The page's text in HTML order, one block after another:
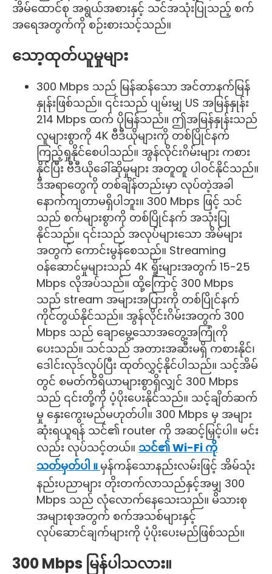
အိမ်ထောင်စု အရွယ်အစားနှင့် သင်အသုံးပြုသည့် စက်
အရေအတွက်ကို စဉ်းစားသင့်သည်။
သော့ထုတ်ယူမှုများ
300 Mbps သည် မြန်ဆန်သော အင်တာနက်မြန်
နှုန်းဖြစ်သည်။ ၎င်းသည် ပျမ်းမျှ US အမြန်နှုန်း
214 Mbps ထက် ပိုမြန်သည်။ ဤအမြန်နှုန်းသည်
လူများစွာကို 4K ဗီဒီယိုများကို တစ်ပြိုင်နက်
ကြည့်ရှုနိုင်စေပါသည်။ အွန်လိုင်းဂိမ်းများ ကစား
နိုင်ပြီး ဗီဒီယိုခေါ်ဆိုမှုများ အတူတူ ပါဝင်နိုင်သည်။
ဒီအရာတွေကို တစ်ချိန်တည်းမှာ လုပ်တဲ့အခါ
နောက်ကျတာမရှိပါဘူး။ 300 Mbps ဖြင့် သင်
သည် စက်များစွာကို တစ်ပြိုင်နက် အသုံးပြု
နိုင်သည်။ ၎င်းသည် အလုပ်များသော အိမ်များ
အတွက် ကောင်းမွန်စေသည်။ Streaming
ဝန်ဆောင်မှုများသည် 4K ရှိုးများအတွက် 15-25
Mbps လိုအပ်သည်။ ထို့ကြောင့် 300 Mbps
သည် stream အများအပြားကို တစ်ပြိုင်နက်
ကိုင်တွယ်နိုင်သည်။ အွန်လိုင်းဂိမ်းအတွက် 300
Mbps သည် ချောမွေ့သောအတွေ့အကြုံကို
ပေးသည်။ သင်သည် အတားအဆီးမရှိ ကစားနိုင်၊
ဒေါင်းလုဒ်လုပ်ပြီး ထုတ်လွှင့်နိုင်ပါသည်။ သင့်အိမ်
တွင် စမတ်ကိရိယာများစွာရှိလျှင် 300 Mbps
သည် ၎င်းတို့ကို ပံ့ပိုးပေးနိုင်သည်။ သင့်ချိတ်ဆက်
မှု နှေးကွေးမည်မဟုတ်ပါ။ 300 Mbps မှ အများ
ဆုံးရယူရန် သင်၏ router ကို အဆင့်မြှင့်ပါ။ မင်း
လည်း လုပ်သင့်တယ်။ သင်၏ Wi-Fi ကို
သတ်မှတ်ပါ ။ မှန်ကန်သောနည်းလမ်းဖြင့် အိမ်သုံး
နည်းပညာများ တိုးတက်လာသည်နှင့်အမျှ 300
Mbps သည် လုံလောက်နေသေးသည်။ မိသားစု
အများစုအတွက် စက်အသစ်များနှင့်
လုပ်ဆောင်ချက်များကို ပံ့ပိုးပေးမည်ဖြစ်သည်။
300 Mbps မြန်ပါသလား။